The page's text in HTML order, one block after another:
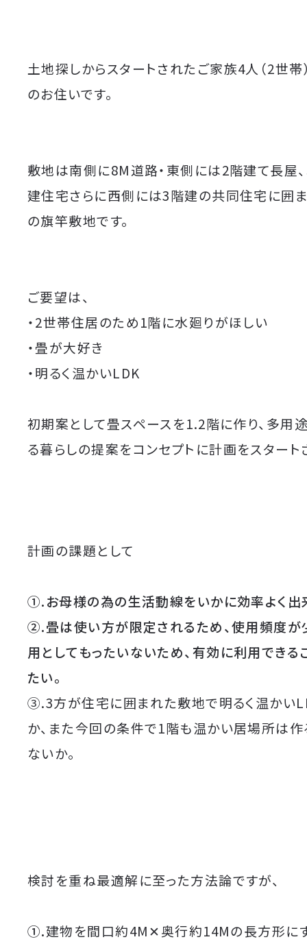
土地探しからスタートされたご家族4人（2世帯
のお住いです。
敷地は南側に8M道路・東側には2階建て長屋
建住宅さらに西側には3階建の共同住宅に囲
の旗竿敷地です。
ご要望は、
・2世帯住居のため1階に水廻りがほしい
・畳が大好き
・明るく温かいLDK
初期案として畳スペースを1.2階に作り、多用
る暮らしの提案をコンセプトに計画をスタート
計画の課題として
①.お母様の為の生活動線をいかに効率よく出
②.畳は使い方が限定されるため、使用頻度が
用としてもったいないため、有効に利用できる
たい。
③.3方が住宅に囲まれた敷地で明るく温かい
か、また今回の条件で1階も温かい居場所は
ないか。
検討を重ね最適解に至った方法論ですが、
①.建物を間口約4M✕奥行約14Mの長方形に